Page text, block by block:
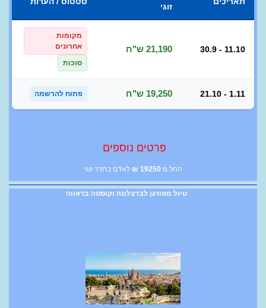
זוגי
30.9 - 11.10 21,190 ש"ח
מקומות
אחרונים
סוכות
21.10 - 1.11 19,250 ש"ח פתוח להרשמה
פרטים נוספים
החל מ 19250
₪ לאדם בחדר זוגי
טיול מאורגן לברצלונה וקוסטה בראווה